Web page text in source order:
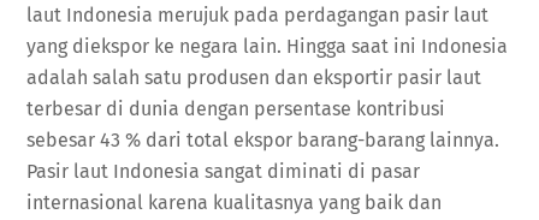
laut Indonesia merujuk pada perdagangan pasir laut
yang diekspor ke negara lain. Hingga saat ini Indonesia
adalah salah satu produsen dan eksportir pasir laut
terbesar di dunia dengan persentase kontribusi
sebesar 43 % dari total ekspor barang-barang lainnya.
Pasir laut Indonesia sangat diminati di pasar
internasional karena kualitasnya yang baik dan